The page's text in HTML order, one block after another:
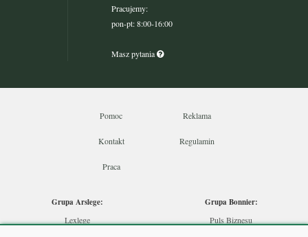
Pracujemy:
pon-pt: 8:00-16:00
Masz pytania
Pomoc Reklama
Kontakt Regulamin
Praca
Grupa Arslege:
Lexlege
Grupa Bonnier:
Puls Biznesu